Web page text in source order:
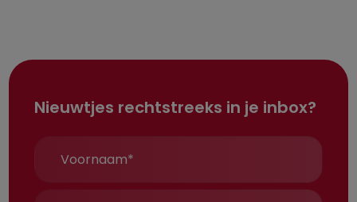
Nieuwtjes rechtstreeks in je inbox?